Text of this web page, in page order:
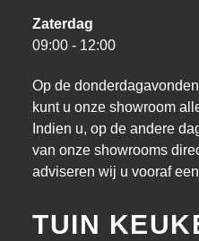
Zaterdag
09:00 - 12:00
Op de
kunt u onze showroom
Indien u, op de andere
van onze showrooms
adviseren wij u vooraf
TUIN